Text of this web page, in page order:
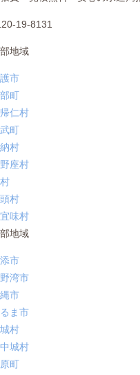
19-8131
地域
市
町
仁村
町
村
座村
村
味村
地域
市
湾市
市
ま市
村
城村
町